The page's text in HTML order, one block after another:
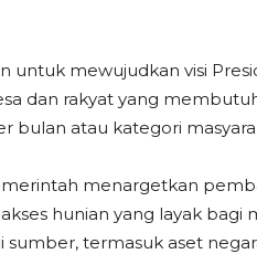
untuk mewujudkan visi
dan rakyat yang
bulan atau kategori
menargetkan
hunian yang layak bagi
sumber, termasuk aset